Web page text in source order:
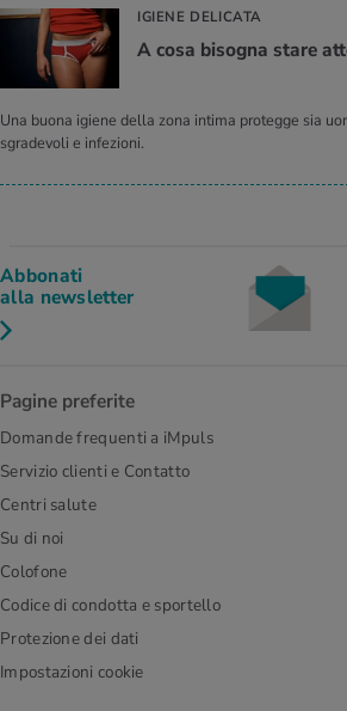
IGIENE DELICATA
A cosa bisogna stare
Una buona igiene della zona intima protegge sia
sgradevoli e infezioni.
Abbonati
alla newsletter
Pagine preferite
Domande frequenti a iMpuls
Servizio clienti e Contatto
Centri salute
Su di noi
Colofone
Codice di condotta e sportello
Protezione dei dati
Impostazioni cookie